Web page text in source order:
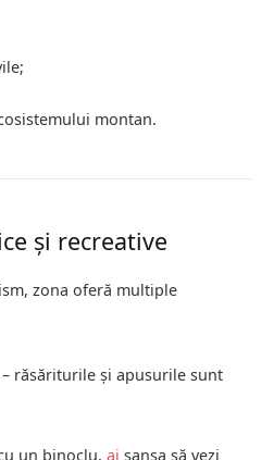
montan.
și recreative
zona oferă multiple
– răsăriturile și apusurile sunt
un binoclu, ai șansa să vezi